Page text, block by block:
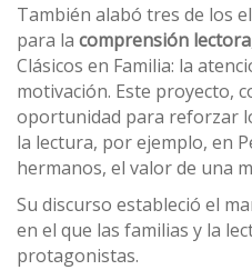
También alabó tres de los
para la comprensión lectora
Clásicos en Familia: la
motivación. Este proyecto,
oportunidad para reforzar
la lectura, por ejemplo, en
hermanos, el valor de una
Su discurso estableció el
en el que las familias y la
protagonistas.